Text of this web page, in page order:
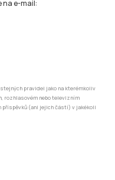
na e-mail:
pravidel jako na kterémkoliv
rozhlasovém nebo televizním
(ani jejich částí) v jakékoli